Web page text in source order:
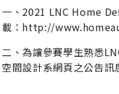
一、2021 LNC Home
載： http://
二、為讓參賽學生熟悉
空間設計系網頁之公告